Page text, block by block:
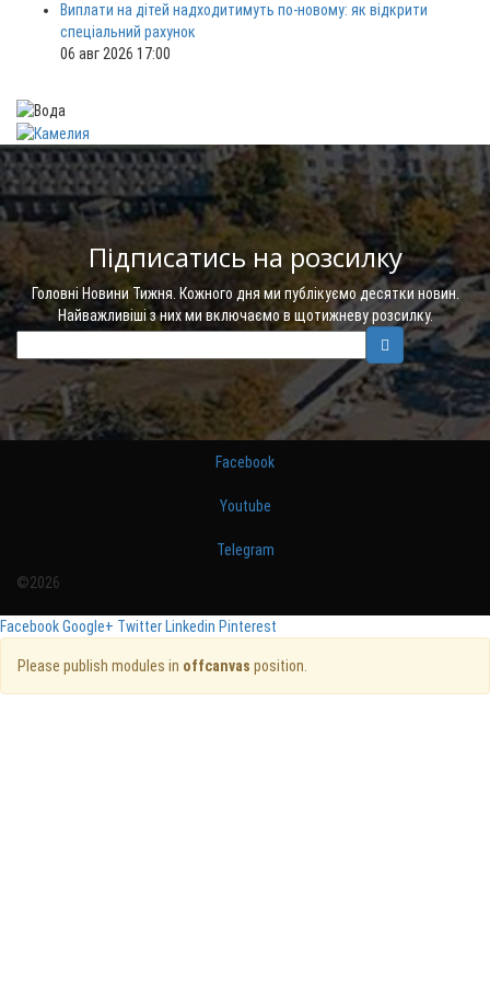
Виплати на дітей надходитимуть по-новому: як відкрити
спеціальний рахунок
06 авг 2026 17:00
Підписатись на розсилку
Головні Новини Тижня. Кожного дня ми публікуємо десятки новин.
Найважливіші з них ми включаємо в щотижневу розсилку.
Facebook
Youtube
Telegram
©2026
FacebookGoogle+ Twitter Linkedin Pinterest
Please publish modules in offcanvas position.